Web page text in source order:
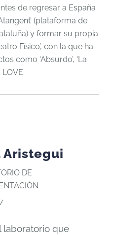
de regresar a España
(plataforma de
y formar su propia
Físico’, con la que ha
como ‘Absurdo’, ‘La
LOVE.
Aristegui
DE
laboratorio que